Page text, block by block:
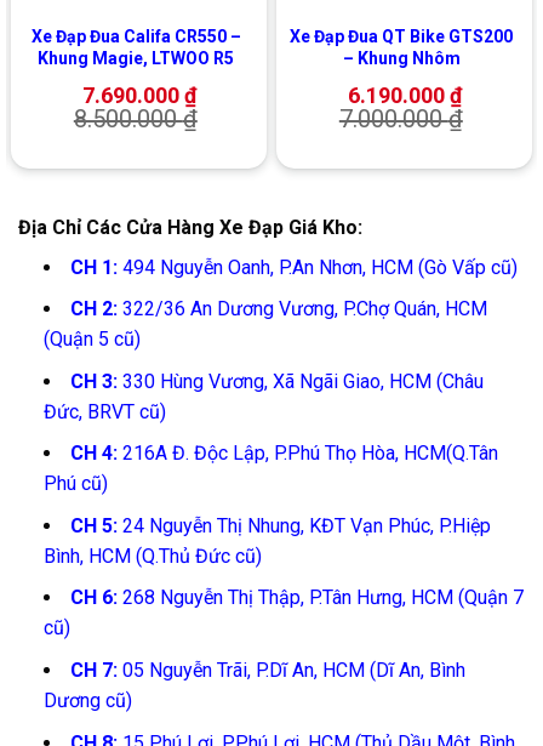
Xe Đạp Đua Califa CR550 –
Khung Magie, LTWOO R5
7.690.000₫
8.500.000₫
Xe Đạp Đua QT Bike GTS200
– Khung Nhôm
6.190.000₫
7.000.000₫
Địa Chỉ Các Cửa Hàng Xe Đạp Giá Kho:
CH 1:494 Nguyễn Oanh, P.An Nhơn, HCM (Gò Vấp cũ)
CH 2:322/36 An Dương Vương, P.Chợ Quán, HCM
(Quận 5 cũ)
CH 3:330 Hùng Vương, Xã Ngãi Giao, HCM (Châu
Đức, BRVT cũ)
CH 4:216A Đ. Độc Lập, P.Phú Thọ Hòa, HCM(Q.Tân
Phú cũ)
CH 5:24 Nguyễn Thị Nhung, KĐT Vạn Phúc, P.Hiệp
Bình, HCM (Q.Thủ Đức cũ)
CH 6:268 Nguyễn Thị Thập, P.Tân Hưng, HCM (Quận 7
cũ)
CH 7:05 Nguyễn Trãi, P.Dĩ An, HCM (Dĩ An, Bình
Dương cũ)